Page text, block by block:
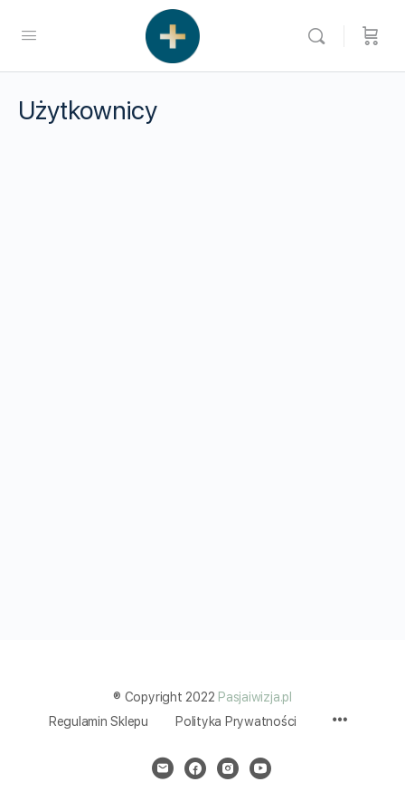
Użytkownicy
® Copyright 2022 Pasjaiwizja.pl
Regulamin Sklepu
Polityka Prywatności